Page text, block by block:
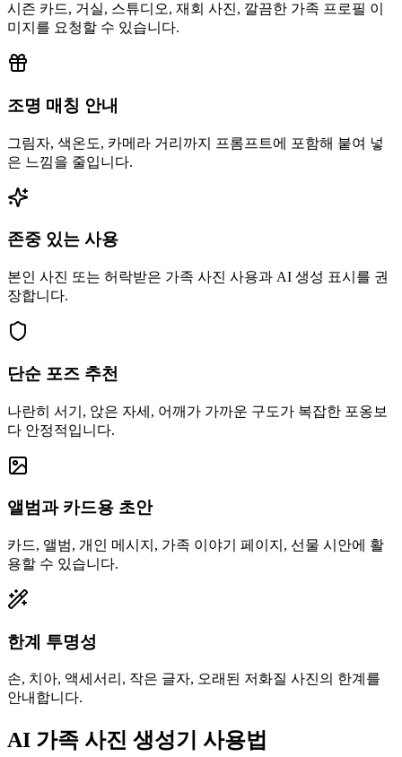
시즌 카드, 거실, 스튜디오, 재회 사진, 깔끔한 가족 프로필 이
미지를 요청할 수 있습니다.
조명 매칭 안내
그림자, 색온도, 카메라 거리까지 프롬프트에 포함해 붙여 넣
은 느낌을 줄입니다.
존중 있는 사용
본인 사진 또는 허락받은 가족 사진 사용과 AI 생성 표시를 권
장합니다.
단순 포즈 추천
나란히 서기, 앉은 자세, 어깨가 가까운 구도가 복잡한 포옹보
다 안정적입니다.
앨범과 카드용 초안
카드, 앨범, 개인 메시지, 가족 이야기 페이지, 선물 시안에 활
용할 수 있습니다.
한계 투명성
손, 치아, 액세서리, 작은 글자, 오래된 저화질 사진의 한계를
안내합니다.
AI 가족 사진 생성기 사용법